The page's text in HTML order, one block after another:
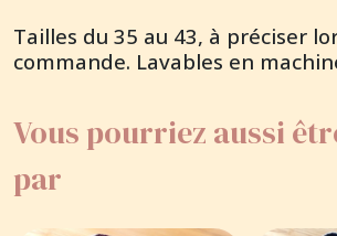
Tailles du 35 au 43, à préciser
commande. Lavables en
Vous pourriez aussi
par